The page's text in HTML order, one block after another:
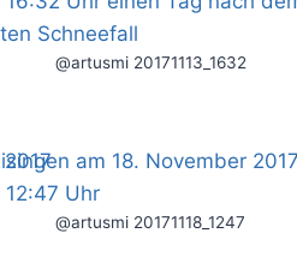
@artusmi 20171113_1632
@artusmi 20171118_1247